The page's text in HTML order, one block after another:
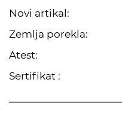
Novi artikal:
Zemlja porekla:
Atest:
Sertifikat :